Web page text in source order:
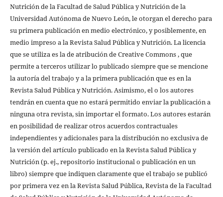
Nutrición de la Facultad de Salud Pública y Nutrición de la
Universidad Autónoma de Nuevo León, le otorgan el derecho para
su primera publicación en medio electrónico, y posiblemente, en
medio impreso a la Revista Salud Pública y Nutrición. La licencia
que se utiliza es la de atribución de Creative Commons , que
permite a terceros utilizar lo publicado siempre que se mencione
la autoría del trabajo y a la primera publicación que es en la
Revista Salud Pública y Nutrición. Asimismo, el o los autores
tendrán en cuenta que no estará permitido enviar la publicación a
ninguna otra revista, sin importar el formato. Los autores estarán
en posibilidad de realizar otros acuerdos contractuales
independientes y adicionales para la distribución no exclusiva de
la versión del artículo publicado en la Revista Salud Pública y
Nutrición (p. ej., repositorio institucional o publicación en un
libro) siempre que indiquen claramente que el trabajo se publicó
por primera vez en la Revista Salud Pública, Revista de la Facultad